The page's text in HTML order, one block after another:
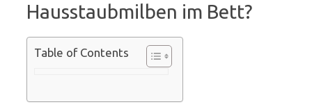
Hausstaubmilben im Bett?
Table of Contents